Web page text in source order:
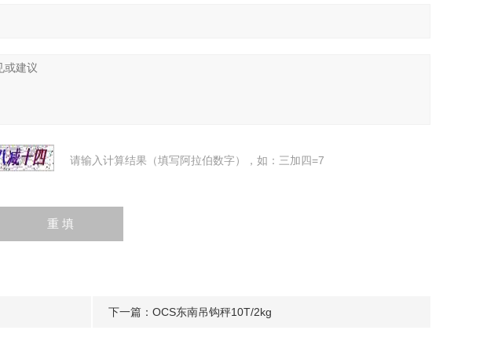
请输入计算结果（填写阿拉伯数字），如：三加四=7
下一篇： OCS东南吊钩秤10T/2kg